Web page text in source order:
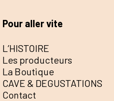
Pour aller vite
L’HISTOIRE
Les producteurs
La Boutique
CAVE & DEGUSTATIONS
Contact